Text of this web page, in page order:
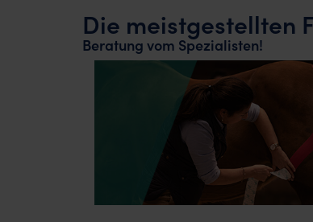
Die meistgestellten
Beratung vom Spezialisten!